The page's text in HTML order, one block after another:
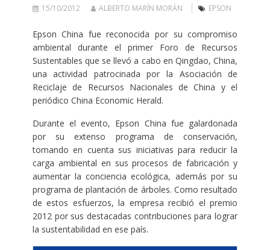
15/10/2012 ALBERTO MARÍN MORÁN EPSON
Epson China fue reconocida por su compromiso
ambiental durante el primer Foro de Recursos
Sustentables que se llevó a cabo en Qingdao, China,
una actividad patrocinada por la Asociación de
Reciclaje de Recursos Nacionales de China y el
periódico China Economic Herald.
Durante el evento, Epson China fue galardonada
por su extenso programa de conservación,
tomando en cuenta sus iniciativas para reducir la
carga ambiental en sus procesos de fabricación y
aumentar la conciencia ecológica, además por su
programa de plantación de árboles. Como resultado
de estos esfuerzos, la empresa recibió el premio
2012 por sus destacadas contribuciones para lograr
la sustentabilidad en ese país.